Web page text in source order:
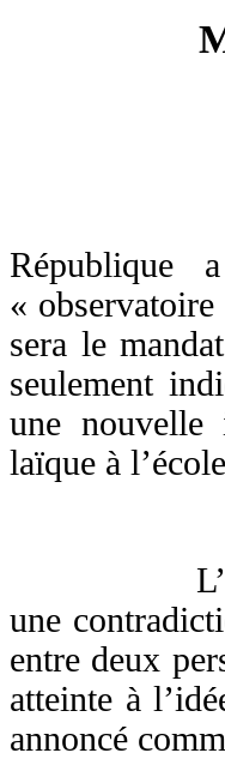
République
«
sera le
seulement
une
laïque à
une
entre deux
atteinte à
annoncé